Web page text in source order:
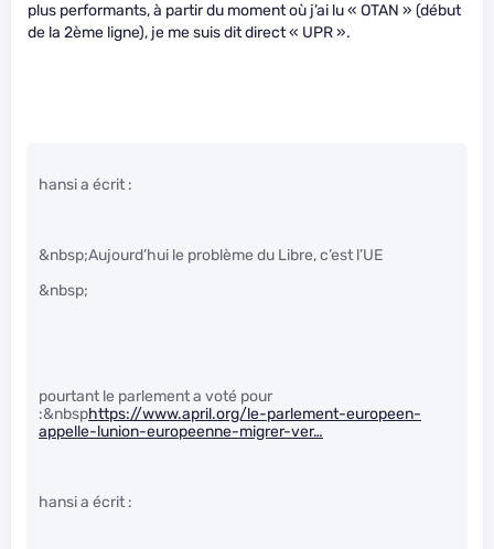
plus performants, à partir du moment où j’ai lu « OTAN » (début
de la 2ème ligne), je me suis dit direct « UPR ».
hansi a écrit :
&nbsp;Aujourd’hui le problème du Libre, c’est l’UE
&nbsp;
pourtant le parlement a voté pour
:&nbsphttps://www.april.org/le-parlement-europeen-
appelle-lunion-europeenne-migrer-ver…
hansi a écrit :